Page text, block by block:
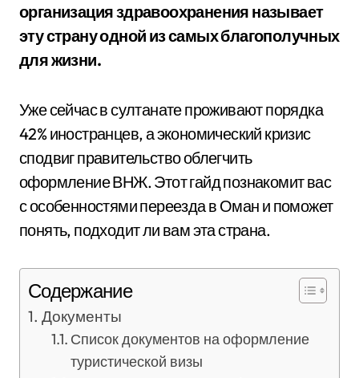
организация здравоохранения называет
эту страну одной из самых благополучных
для жизни.
Уже сейчас в султанате проживают порядка
42% иностранцев, а экономический кризис
сподвиг правительство облегчить
оформление ВНЖ. Этот гайд познакомит вас
с особенностями переезда в Оман и поможет
понять, подходит ли вам эта страна.
Содержание
Документы
Список документов на оформление
туристической визы